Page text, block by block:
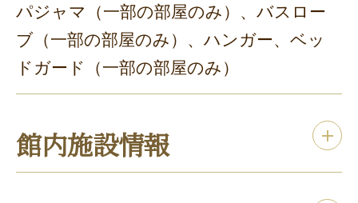
パジャマ（一部の部屋のみ）、バスロー
ブ（一部の部屋のみ）、ハンガー、ベッ
ドガード（一部の部屋のみ）
館内施設情報